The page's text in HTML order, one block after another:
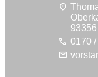
location_on
call 0170
mail